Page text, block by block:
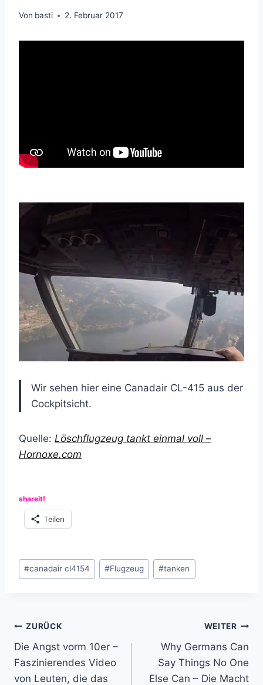
Von basti 2. Februar 2017
Wir sehen hier eine Canadair CL-415 aus der
Cockpitsicht.
Quelle: Löschflugzeug tankt einmal voll –
Hornoxe.com
shareit!
Teilen
Schlagworte:
#canadair cl4154 #Flugzeug #tanken
Beitragsnavigation
ZURÜCK
Die Angst vorm 10er –
Faszinierendes Video
von Leuten, die das
WEITER
Why Germans Can
Say Things No One
Else Can – Die Macht